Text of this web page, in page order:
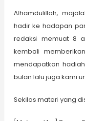
Alhamdulillah,
hadir ke hadapan
redaksi memuat 8
kembali memberikan
mendapatkan
bulan lalu juga kami
Sekilas materi yang